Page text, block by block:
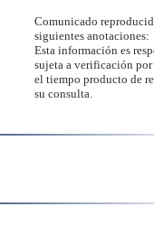
Comunicado
siguientes anotaciones:
Esta información es
sujeta a verificación por
el tiempo producto de
su consulta.